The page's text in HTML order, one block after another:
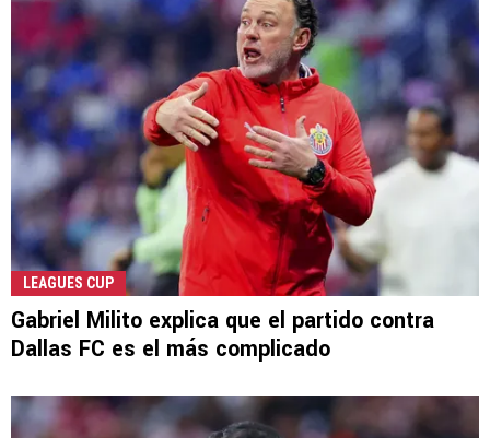
LEAGUES CUP
Gabriel Milito explica que el partido contra
Dallas FC es el más complicado